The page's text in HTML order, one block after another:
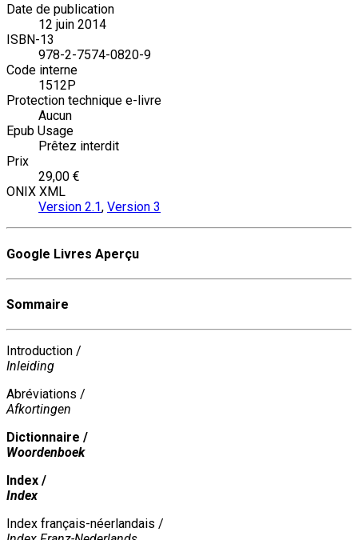
Date de publication
12 juin 2014
ISBN-13
978-2-7574-0820-9
Code interne
1512P
Protection technique e-livre
Aucun
Epub Usage
Prêtez interdit
Prix
29,00 €
ONIX XML
Version 2.1, Version 3
Google Livres Aperçu
Sommaire
Introduction /
Inleiding
Abréviations /
Afkortingen
Dictionnaire /
Woordenboek
Index /
Index
Index français-néerlandais /